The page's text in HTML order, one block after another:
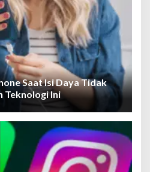
Saat Isi Daya Tidak
Teknologi Ini